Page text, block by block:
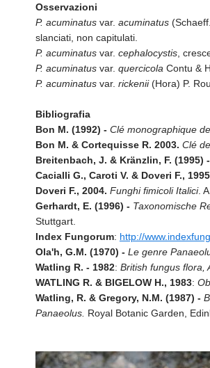
Osservazioni
P. acuminatusvar. acuminatus
slanciati, non capitulati.
P. acuminatusvar. cephalocystis,
P. acuminatusvar. quercicola Contu &
P. acuminatusvar. rickenii(Hora) P.
Bibliografia
Bon M. (1992) - Clé monographique
Bon M. & Cortequisse R. 2003. Clé
Breitenbach, J. & Kränzlin, F. (1995) -
Cacialli G., Caroti V. & Doveri F.,
Doveri F., 2004. Funghi fimicoli Italici.
Gerhardt, E. (1996) - Taxonomische
Stuttgart.
Index Fungorum: http://
Ola'h, G.M. (1970) - Le genre
Watling R. - 1982: British fungus flora,
WATLING R. & BIGELOW H., 1983:
Watling, R. & Gregory, N.M. (1987) -
Panaeolus. Royal Botanic Garden,